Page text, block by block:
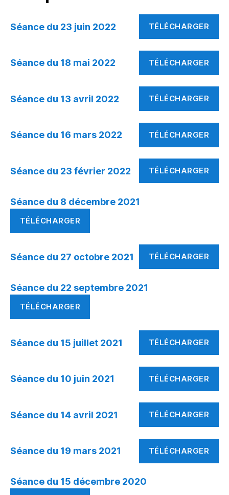
Séance du 23 juin 2022 TÉLÉCHARGER
Séance du 18 mai 2022 TÉLÉCHARGER
Séance du 13 avril 2022 TÉLÉCHARGER
Séance du 16 mars 2022 TÉLÉCHARGER
Séance du 23 février 2022 TÉLÉCHARGER
Séance du 8 décembre 2021
TÉLÉCHARGER
Séance du 27 octobre 2021 TÉLÉCHARGER
Séance du 22 septembre 2021
TÉLÉCHARGER
Séance du 15 juillet 2021 TÉLÉCHARGER
Séance du 10 juin 2021 TÉLÉCHARGER
Séance du 14 avril 2021 TÉLÉCHARGER
Séance du 19 mars 2021 TÉLÉCHARGER
Séance du 15 décembre 2020